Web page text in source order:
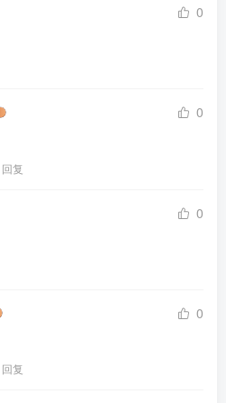
0
0
回复
0
0
回复